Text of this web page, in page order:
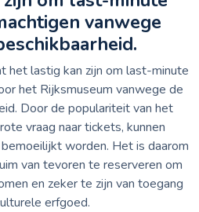
vanwege
het lastig kan zijn om last-minute
het Rijksmuseum vanwege de
Door de populariteit van het
vraag naar tickets, kunnen
worden. Het is daarom
van tevoren te reserveren om
en zeker te zijn van toegang
erfgoed.